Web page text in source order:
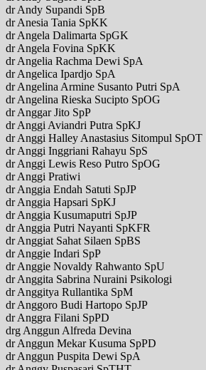
dr Andy Supandi SpB
dr Anesia Tania SpKK
dr Angela Dalimarta SpGK
dr Angela Fovina SpKK
dr Angelia Rachma Dewi SpA
dr Angelica Ipardjo SpA
dr Angelina Armine Susanto Putri SpA
dr Angelina Rieska Sucipto SpOG
dr Anggar Jito SpP
dr Anggi Aviandri Putra SpKJ
dr Anggi Halley Anastasius Sitompul SpOT
dr Anggi Inggriani Rahayu SpS
dr Anggi Lewis Reso Putro SpOG
dr Anggi Pratiwi
dr Anggia Endah Satuti SpJP
dr Anggia Hapsari SpKJ
dr Anggia Kusumaputri SpJP
dr Anggia Putri Nayanti SpKFR
dr Anggiat Sahat Silaen SpBS
dr Anggie Indari SpP
dr Anggie Novaldy Rahwanto SpU
dr Anggita Sabrina Nuraini Psikologi
dr Anggitya Rullantika SpM
dr Anggoro Budi Hartopo SpJP
dr Anggra Filani SpPD
drg Anggun Alfreda Devina
dr Anggun Mekar Kusuma SpPD
dr Anggun Puspita Dewi SpA